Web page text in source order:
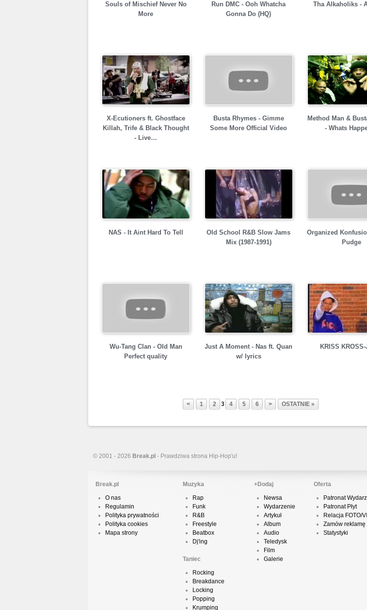
Souls of Mischief Never No
More
Run DMC - Ooh Whatcha
Gonna Do (HQ)
Tha Alkaholiks -
X-Ecutioners ft. Ghostface
Killah, Trife & Black Thought
- Live…
Busta Rhymes - Gimme
Some More Official Video
Method Man &
- Whats
NAS - It Aint Hard To Tell
Old School R&B Slow Jams
Mix (1987-1991)
Organized
Pudge
Wu-Tang Clan - Old Man
Perfect quality
Just A Moment - Nas ft. Quan
w/ lyrics
KRISS
< 1 2 3 4 5 6 > OSTATNIE »
© 2001 - 2026 Break.pl - Prawdziwa strona Hip-Hop'u!
Break.pl
O nas
Regulamin
Polityka prywatności
Polityka cookies
Mapa strony
Muzyka
Rap
Funk
R&B
Freestyle
Beatbox
Dj'ing
Taniec
Rocking
Breakdance
Locking
Popping
Krumping
+Dodaj
Newsa
Wydarzenie
Artykuł
Album
Audio
Teledysk
Film
Galerie
Oferta
Patronat
Patronat Płyt
Relacja FOTO/
Zamów reklamę
Statystyki